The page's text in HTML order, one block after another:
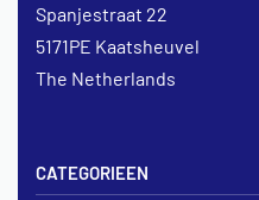
CATEGORIEEN
Spanjestraat 22
5171PE Kaatsheuvel
The Netherlands